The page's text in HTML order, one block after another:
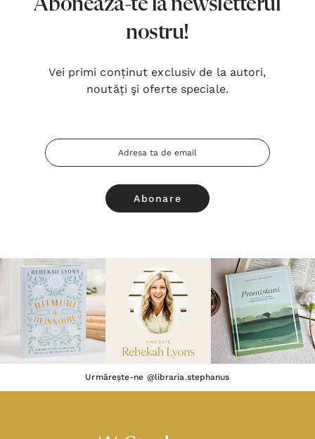
nostru!
Vei primi conținut exclusiv de la autori,
noutăți şi oferte speciale.
Adresa
Email
Urmărește-ne @libraria.stephanus